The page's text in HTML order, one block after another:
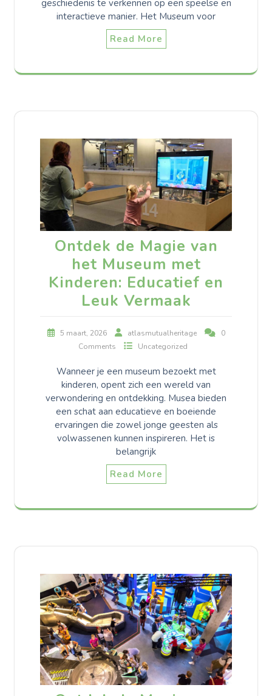
geschiedenis te verkennen op een speelse en
interactieve manier. Het Museum voor
Read More
Ontdek de Magie van
het Museum met
Kinderen: Educatief en
Leuk Vermaak
5 maart, 2026 atlasmutualheritage
0
Comments
Uncategorized
Wanneer je een museum bezoekt met
kinderen, opent zich een wereld van
verwondering en ontdekking. Musea bieden
een schat aan educatieve en boeiende
ervaringen die zowel jonge geesten als
volwassenen kunnen inspireren. Het is
belangrijk
Read More